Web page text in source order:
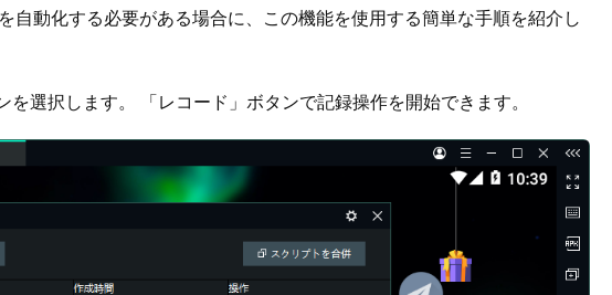
自動化する必要がある場合に、この機能を使用する簡単な手順を紹介し
選択します。 「レコード」ボタンで記録操作を開始できます。